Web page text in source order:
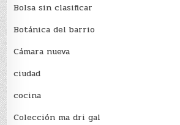
Bolsa sin clasificar
Botánica del barrio
Cámara nueva
ciudad
cocina
Colección ma dri gal